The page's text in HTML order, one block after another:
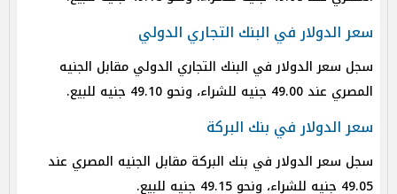
سعر الدولار في البنك التجاري الدولي
سجل سعر الدولار في البنك التجاري الدولي مقابل الجنيه
المصري عند 49.00 جنيه للشراء، ونحو 49.10 جنيه للبيع.
سعر الدولار في بنك البركة
سجل سعر الدولار في بنك البركة مقابل الجنيه المصري عند
49.05 جنيه للشراء، ونحو 49.15 جنيه للبيع.